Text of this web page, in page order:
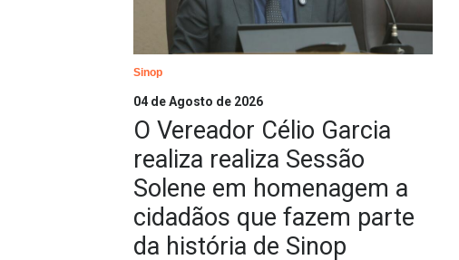
Sinop
04 de Agosto de 2026
O Vereador Célio Garcia
realiza realiza Sessão
Solene em homenagem a
cidadãos que fazem parte
da história de Sinop